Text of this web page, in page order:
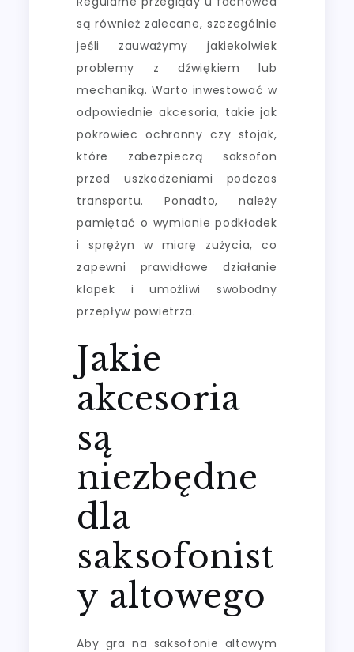
są również zalecane, szczególnie
jeśli zauważymy jakiekolwiek
problemy z dźwiękiem lub
mechaniką. Warto inwestować w
odpowiednie akcesoria, takie jak
pokrowiec ochronny czy stojak,
które zabezpieczą saksofon
przed uszkodzeniami podczas
transportu. Ponadto, należy
pamiętać o wymianie podkładek
i sprężyn w miarę zużycia, co
zapewni prawidłowe działanie
klapek i umożliwi swobodny
przepływ powietrza.
Jakie
akcesoria
są
niezbędne
dla
saksofonist
y altowego
Aby gra na saksofonie altowym